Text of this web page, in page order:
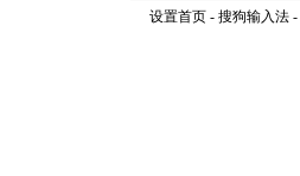
设置首页- 搜狗输入法-